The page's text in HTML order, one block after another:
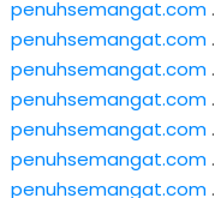
penuhsemangat.com.
penuhsemangat.com.
penuhsemangat.com.
penuhsemangat.com.
penuhsemangat.com.
penuhsemangat.com.
penuhsemangat.com.